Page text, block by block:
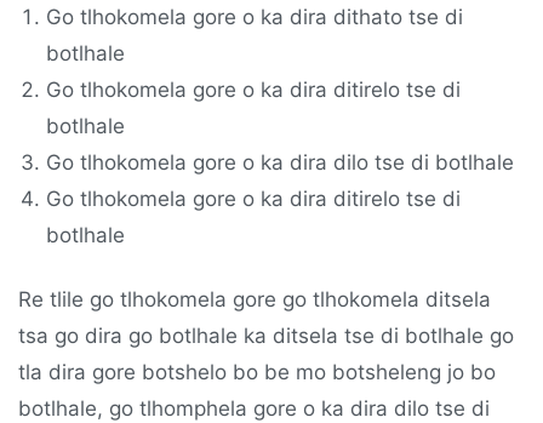
Go tlhokomela gore o ka dira dithato tse di
botlhale
Go tlhokomela gore o ka dira ditirelo tse di
botlhale
Go tlhokomela gore o ka dira dilo tse di botlhale
Go tlhokomela gore o ka dira ditirelo tse di
botlhale
Re tlile go tlhokomela gore go tlhokomela ditsela
tsa go dira go botlhale ka ditsela tse di botlhale go
tla dira gore botshelo bo be mo botsheleng jo bo
botlhale, go tlhomphela gore o ka dira dilo tse di